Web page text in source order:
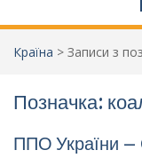
Країна > Записи з
Позначка:
ППО України –